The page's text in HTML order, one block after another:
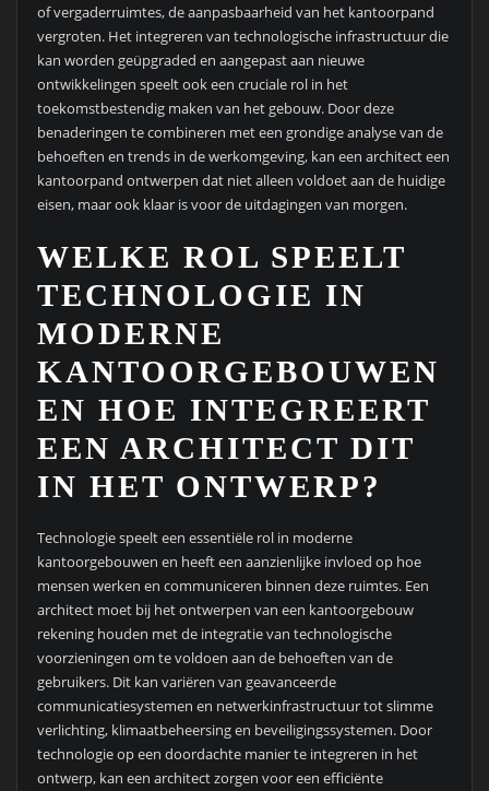
of vergaderruimtes, de aanpasbaarheid van het kantoorpand
vergroten. Het integreren van technologische infrastructuur die
kan worden geüpgraded en aangepast aan nieuwe
ontwikkelingen speelt ook een cruciale rol in het
toekomstbestendig maken van het gebouw. Door deze
benaderingen te combineren met een grondige analyse van de
behoeften en trends in de werkomgeving, kan een architect een
kantoorpand ontwerpen dat niet alleen voldoet aan de huidige
eisen, maar ook klaar is voor de uitdagingen van morgen.
WELKE ROL SPEELT
TECHNOLOGIE IN
MODERNE
KANTOORGEBOUWEN
EN HOE INTEGREERT
EEN ARCHITECT DIT
IN HET ONTWERP?
Technologie speelt een essentiële rol in moderne
kantoorgebouwen en heeft een aanzienlijke invloed op hoe
mensen werken en communiceren binnen deze ruimtes. Een
architect moet bij het ontwerpen van een kantoorgebouw
rekening houden met de integratie van technologische
voorzieningen om te voldoen aan de behoeften van de
gebruikers. Dit kan variëren van geavanceerde
communicatiesystemen en netwerkinfrastructuur tot slimme
verlichting, klimaatbeheersing en beveiligingssystemen. Door
technologie op een doordachte manier te integreren in het
ontwerp, kan een architect zorgen voor een efficiënte